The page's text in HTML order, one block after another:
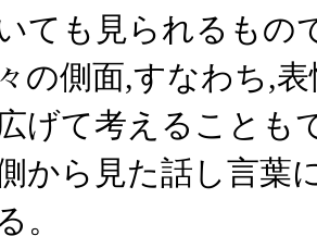
ても見られるもの
の側面,すなわち,
げて考えることも
から見た話し言葉
。